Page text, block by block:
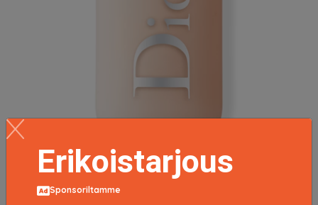
Backstage Face & Body Foundation 1C
Erikoistarjous
Sponsoriltamme